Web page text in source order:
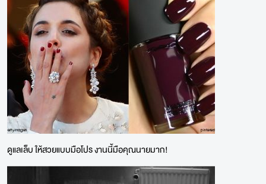
ดูแลเล็บ ให้สวยแบบมือโปร งานนี้มือคุณนายมาก!